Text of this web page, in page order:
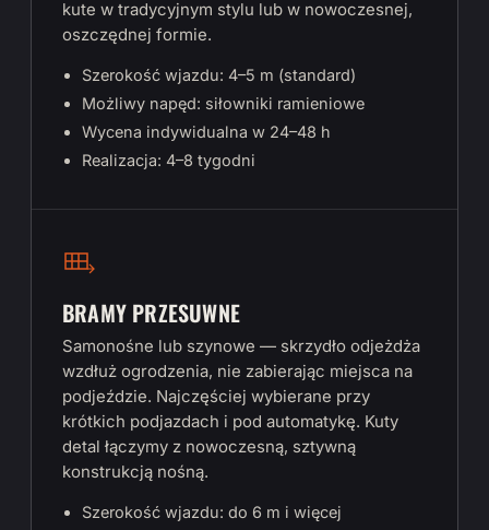
kute w tradycyjnym stylu lub w nowoczesnej,
oszczędnej formie.
Szerokość wjazdu: 4–5 m (standard)
Możliwy napęd: siłowniki ramieniowe
Wycena indywidualna w 24–48 h
Realizacja: 4–8 tygodni
BRAMY PRZESUWNE
Samonośne lub szynowe — skrzydło odjeżdża
wzdłuż ogrodzenia, nie zabierając miejsca na
podjeździe. Najczęściej wybierane przy
krótkich podjazdach i pod automatykę. Kuty
detal łączymy z nowoczesną, sztywną
konstrukcją nośną.
Szerokość wjazdu: do 6 m i więcej